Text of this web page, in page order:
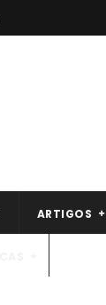
ARTIGOS